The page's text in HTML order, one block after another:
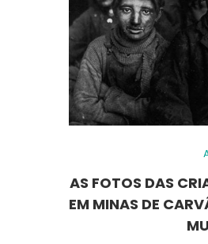
AS FOTOS DAS
EM MINAS DE